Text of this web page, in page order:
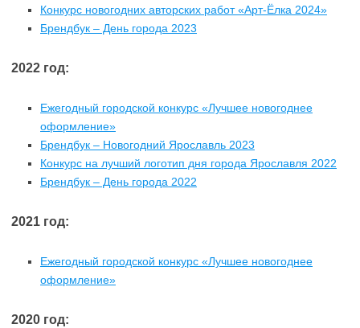
Конкурс новогодних авторских работ «Арт-Ёлка 2024»
Брендбук – День города 2023
2022 год:
Ежегодный городской конкурс «Лучшее новогоднее
оформление»
Брендбук – Новогодний Ярославль 2023
Конкурс на лучший логотип дня города Ярославля 2022
Брендбук – День города 2022
2021 год:
Ежегодный городской конкурс «Лучшее новогоднее
оформление»
2020 год: